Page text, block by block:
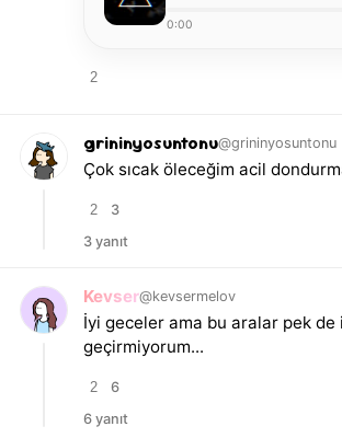
0:00
2
grininyosuntonu@grininyosuntonu
Çok sıcak öleceğim acil
2
3
3 yanıt
Kevser@kevsermelov
İyi geceler ama bu aralar pek de
geçirmiyorum...
2
6
6 yanıt